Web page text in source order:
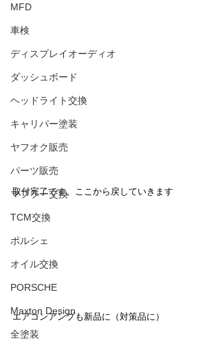
MFD
車検
ディスプレイオーディオ
ダッシュボード
ヘッドライト交換
キャリパー塗装
ヤフオク販売
パーツ販売
マフラー交換
TCM交換
ポルシェ
オイル交換
PORSCHE
Maxton Design
全塗装
取付完了です。ここから戻していきます
エアコンアンプも新品に（対策品に）